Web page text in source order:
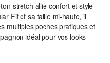
stretch allie confort et style
Fit et sa taille mi-haute, il
multiples poches pratiques et
idéal pour vos looks